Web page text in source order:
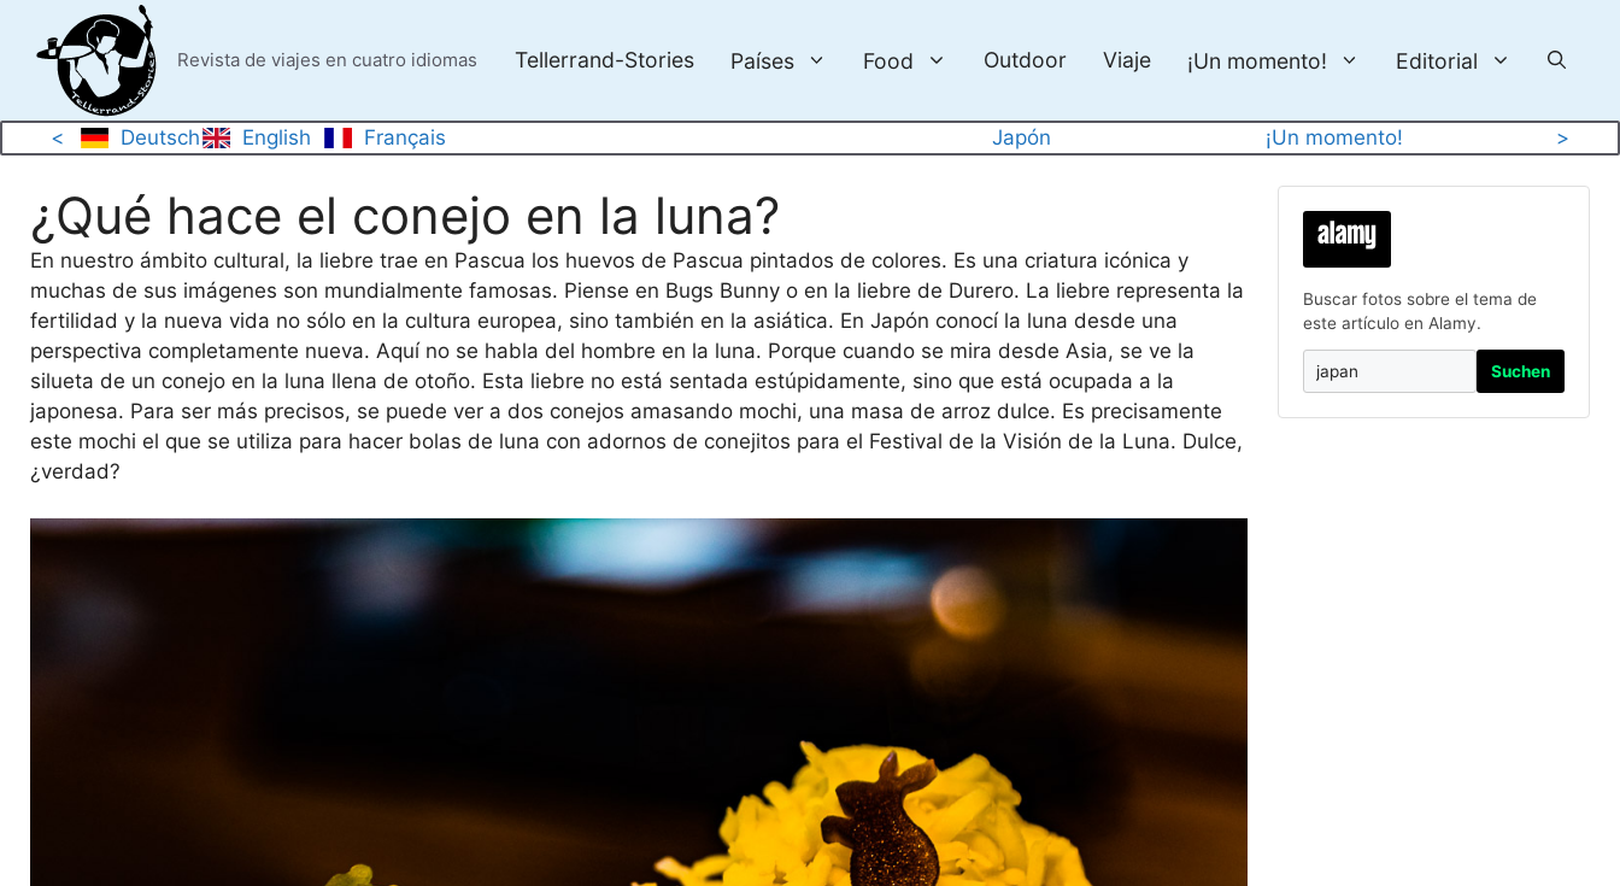
contenido
Revista de viajes en cuatro idiomas Tellerrand-Stories Países Food Outdoor Viaje ¡Un momento! Editorial
< Deutsch English Français Japón ¡Un momento! >
¿Qué hace el conejo en la luna?
En nuestro ámbito cultural, la liebre trae en Pascua los huevos de Pascua pintados de colores. Es una criatura icónica y
muchas de sus imágenes son mundialmente famosas. Piense en Bugs Bunny o en la liebre de Durero. La liebre representa la
fertilidad y la nueva vida no sólo en la cultura europea, sino también en la asiática. En Japón conocí la luna desde una
perspectiva completamente nueva. Aquí no se habla del hombre en la luna. Porque cuando se mira desde Asia, se ve la
silueta de un conejo en la luna llena de otoño. Esta liebre no está sentada estúpidamente, sino que está ocupada a la
japonesa. Para ser más precisos, se puede ver a dos conejos amasando mochi, una masa de arroz dulce. Es precisamente
este mochi el que se utiliza para hacer bolas de luna con adornos de conejitos para el Festival de la Visión de la Luna. Dulce,
¿verdad?
Buscar fotos sobre el tema de
este artículo en Alamy.
Suchen